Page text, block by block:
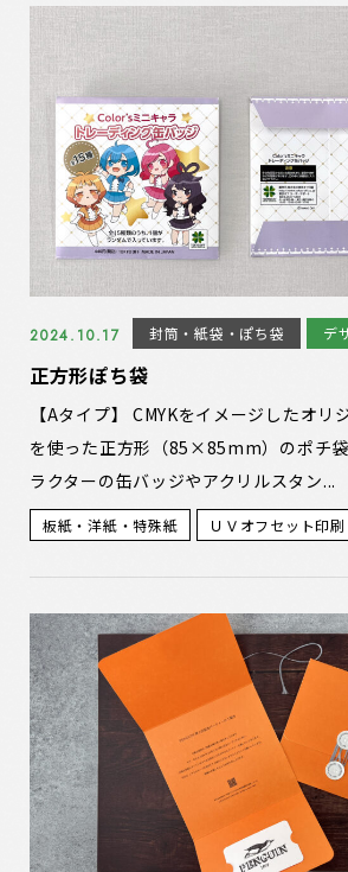
2024.10.17 封筒・紙袋・ぽち袋 デ
正方形ぽち袋
【Aタイプ】 CMYKをイメージしたオリ
を使った正方形（85×85mm）のポチ
ラクターの缶バッジやアクリルスタン...
板紙・洋紙・特殊紙 ＵＶオフセット印刷